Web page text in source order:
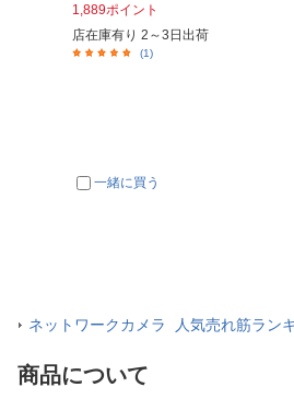
1,889ポイント
店在庫有り 2～3日出荷
(1)
一緒に買う
ネットワークカメラ 人気売れ筋ラン
商品について